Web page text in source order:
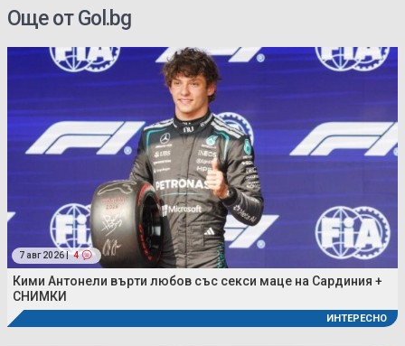
Още от Gol.bg
7 авг 2026 | 4
Кими Антонели върти любов със секси маце на Сардиния +
СНИМКИ
ИНТЕРЕСНО